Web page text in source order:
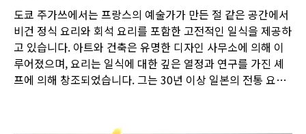
도쿄 주가쓰에서는 프랑스의 예술가가 만든 절 같은 공간에서
비건 정식 요리와 회석 요리를 포함한 고전적인 일식을 제공하
고 있습니다. 아트와 건축은 유명한 디자인 사무소에 의해 이
루어졌으며, 요리는 일식에 대한 깊은 열정과 연구를 가진 셰
프에 의해 창조되었습니다. 그는 30년 이상 일본의 전통 요리